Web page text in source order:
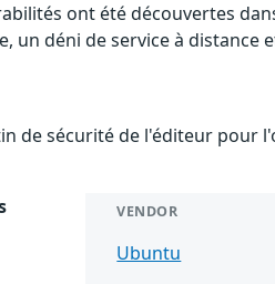
ont été découvertes
un déni de service à
de sécurité de l'éditeur pour
VENDOR
Ubuntu